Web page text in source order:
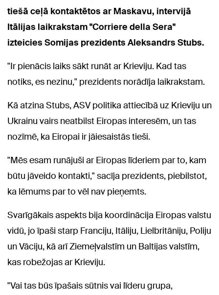
tiešā ceļā kontaktētos ar Maskavu, intervijā
Itālijas laikrakstam "Corriere della Sera"
izteicies Somijas prezidents Aleksandrs Stubs.
"Ir pienācis laiks sākt runāt ar Krieviju. Kad tas
notiks, es nezinu," prezidents norādīja laikrakstam.
Kā atzina Stubs, ASV politika attiecībā uz Krieviju un
Ukrainu vairs neatbilst Eiropas interesēm, un tas
nozīmē, ka Eiropai ir jāiesaistās tieši.
"Mēs esam runājuši ar Eiropas līderiem par to, kam
būtu jāveido kontakti," sacīja prezidents, piebilstot,
ka lēmums par to vēl nav pieņemts.
Svarīgākais aspekts bija koordinācija Eiropas valstu
vidū, jo īpaši starp Franciju, Itāliju, Lielbritāniju, Poliju
un Vāciju, kā arī Ziemeļvalstīm un Baltijas valstīm,
kas robežojas ar Krieviju.
"Vai tas būs īpašais sūtnis vai līderu grupa,